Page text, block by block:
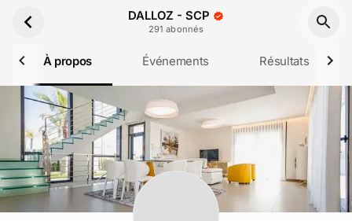
DALLOZ - SCP
291 abonnés
À propos Événements Résultats